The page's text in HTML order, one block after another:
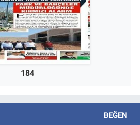
184
BEĞEN